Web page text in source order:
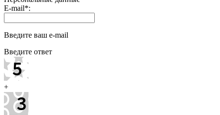
E-mail*:
Введите ваш e-mail
Введите ответ
+